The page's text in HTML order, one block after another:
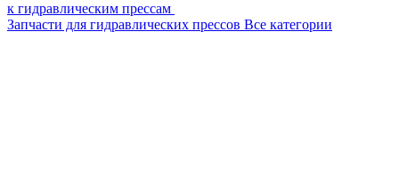
к гидравлическим прессам
Запчасти для гидравлических прессов Все категории